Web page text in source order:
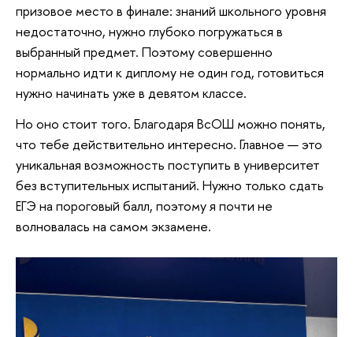
призовое место в финале: знаний школьного уровня
недостаточно, нужно глубоко погружаться в
выбранный предмет. Поэтому совершенно
нормально идти к диплому не один год, готовиться
нужно начинать уже в девятом классе.
Но оно стоит того. Благодаря ВсОШ можно понять,
что тебе действительно интересно. Главное — это
уникальная возможность поступить в университет
без вступительных испытаний. Нужно только сдать
ЕГЭ на пороговый балл, поэтому я почти не
волновалась на самом экзамене.